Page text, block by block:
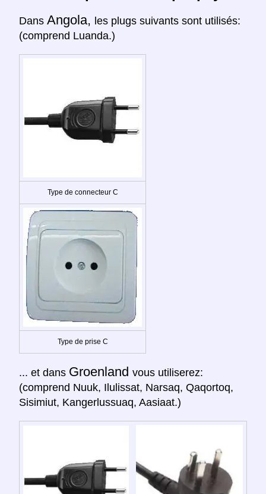
Dans Angola, les plugs suivants sont utilisés:
(comprend Luanda.)
Type de connecteur C
Type de prise C
... et dans Groenland vous utiliserez:
(comprend Nuuk, Ilulissat, Narsaq, Qaqortoq,
Sisimiut, Kangerlussuaq, Aasiaat.)